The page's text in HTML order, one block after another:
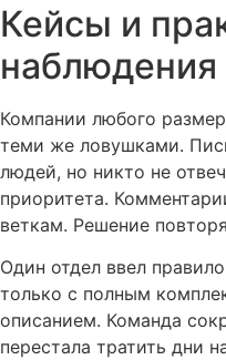
Кейсы и
наблюдения
Компании любого
теми же ловушками.
людей, но никто не
приоритета.
веткам. Решение
Один отдел ввел
только с полным
описанием. Команда
перестала тратить дни